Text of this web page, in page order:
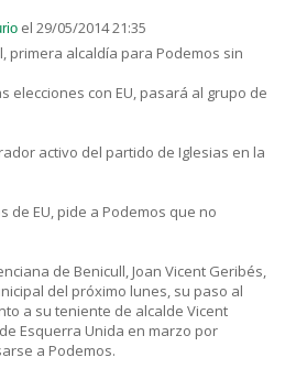
el 29/05/2014 21:35
primera alcaldía para Podemos sin
elecciones con EU, pasará al grupo de
activo del partido de Iglesias en la
de EU, pide a Podemos que no
de Benicull, Joan Vicent Geribés,
del próximo lunes, su paso al
a su teniente de alcalde Vicent
Esquerra Unida en marzo por
a Podemos.